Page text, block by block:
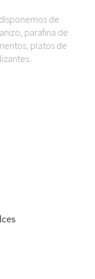
de
parafina de
platos de